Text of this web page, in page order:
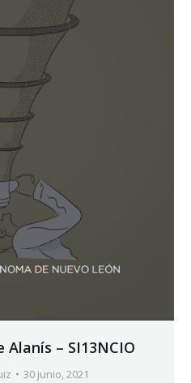
Alanís – SI13NCIO
30 junio, 2021